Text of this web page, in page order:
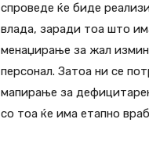
спроведе ќе биде
влада, заради тоа што
менаџирање за жал
персонал. Затоа ни се
мапирање за
со тоа ќе има етапно